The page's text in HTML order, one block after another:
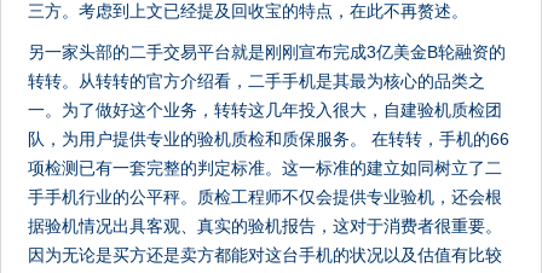
三方。考虑到上文已经提及回收宝的特点，在此不再赘述。
另一家头部的二手交易平台就是刚刚宣布完成3亿美金B轮融资的
转转。从转转的官方介绍看，二手手机是其最为核心的品类之
一。为了做好这个业务，转转这几年投入很大，自建验机质检团
队，为用户提供专业的验机质检和质保服务。 在转转，手机的66
项检测已有一套完整的判定标准。这一标准的建立如同树立了二
手手机行业的公平秤。质检工程师不仅会提供专业验机，还会根
据验机情况出具客观、真实的验机报告，这对于消费者很重要。
因为无论是买方还是卖方都能对这台手机的状况以及估值有比较